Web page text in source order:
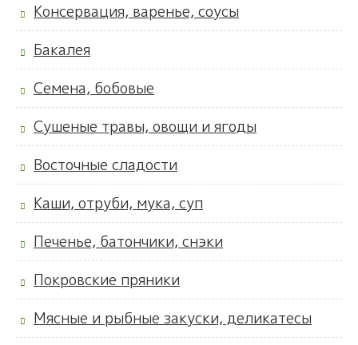
Консервация, варенье, соусы
Бакалея
Семена, бобовые
Сушеные травы, овощи и ягоды
Восточные сладости
Каши, отруби, мука, суп
Печенье, батончики, снэки
Покровские пряники
Мясные и рыбные закуски, деликатесы